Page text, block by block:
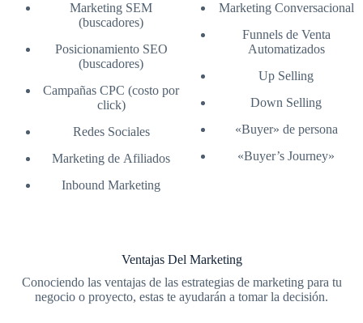
Marketing SEM
(buscadores)
Posicionamiento SEO
(buscadores)
Campañas CPC (costo por
click)
Redes Sociales
Marketing de Afiliados
Inbound Marketing
Marketing Conversacional
Funnels de Venta
Automatizados
Up Selling
Down Selling
«Buyer» de persona
«Buyer’s Journey»
Ventajas Del Marketing
Conociendo las ventajas de las estrategias de marketing para tu
negocio o proyecto, estas te ayudarán a tomar la decisión.